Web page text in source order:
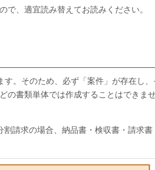
、適宜読み替えてお読みください。
。そのため、必ず「案件」が存在し、
の書類単体では作成することはできま
請求の場合、納品書・検収書・請求書